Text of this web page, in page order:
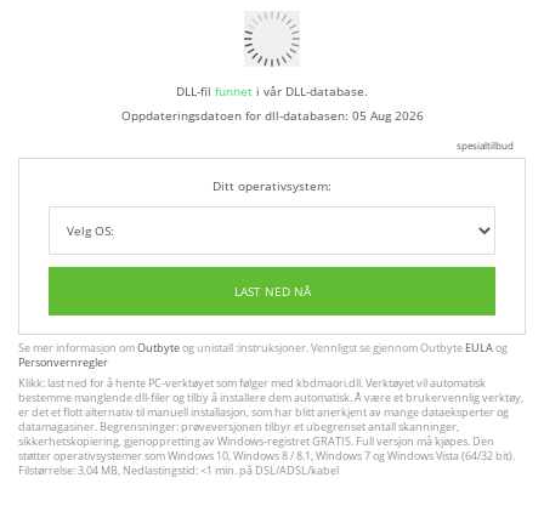
DLL-fil funnet i vår DLL-database.
Oppdateringsdatoen for dll-databasen: 05 Aug 2026
spesialtilbud
Ditt operativsystem:
LAST NED NÅ
Se mer informasjon omOutbyteog unistall :instruksjoner. Vennligst se gjennom Outbyte EULAog
Personvernregler
Klikk: last ned for å hente PC-verktøyet som følger med kbdmaori.dll. Verktøyet vil automatisk
bestemme manglende dll-filer og tilby å installere dem automatisk. Å være et brukervennlig verktøy,
er det et flott alternativ til manuell installasjon, som har blitt anerkjent av mange dataeksperter og
datamagasiner. Begrensninger: prøveversjonen tilbyr et ubegrenset antall skanninger,
sikkerhetskopiering, gjenoppretting av Windows-registret GRATIS. Full versjon må kjøpes. Den
støtter operativsystemer som Windows 10, Windows 8 / 8.1, Windows 7 og Windows Vista (64/32 bit).
Filstørrelse: 3,04 MB, Nedlastingstid: <1 min. på DSL/ADSL/kabel